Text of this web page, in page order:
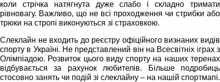
коли стрічка натягнута дуже слабо і складно тримати
рівновагу. Важливо, що не всі проходження чи стрибки або
трюки на стропі виконуються зі страховкою.
Слеклайн не входить до реєстру офіційного визнаних видів
спорту в Україні. Не представлений він на Всесвітніх іграх з
Олімпіадою. Розвиток цього виду спорту на наших теренах
відбувається за рахунок любителів. Більше подробиць
стосовно занять чи подій зі слеклайну – на нашій спортмапі.